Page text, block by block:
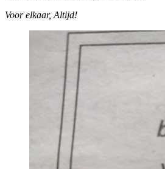
Voor elkaar, Altijd!